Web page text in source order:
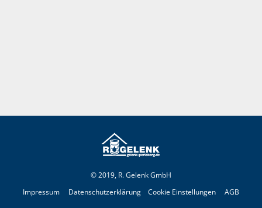
© 2019, R. Gelenk GmbH
Impressum
Datenschutzerklärung Cookie Einstellungen AGB